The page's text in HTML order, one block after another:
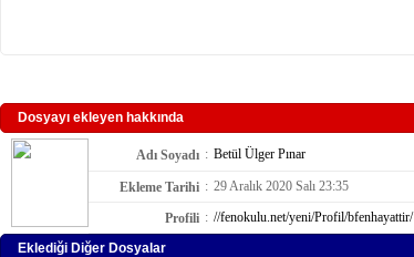
Dosyayı ekleyen hakkında
Adı Soyadı : Betül Ülger Pınar
Ekleme Tarihi : 29 Aralık 2020 Salı 23:35
Profili : //fenokulu.net/yeni/Profil/bfenhayattir/
Eklediği Diğer Dosyalar